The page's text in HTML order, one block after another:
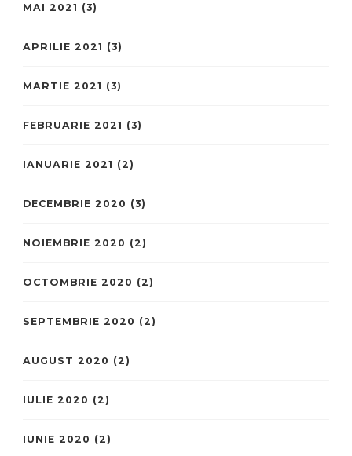
MAI 2021 (3)
APRILIE 2021 (3)
MARTIE 2021 (3)
FEBRUARIE 2021 (3)
IANUARIE 2021 (2)
DECEMBRIE 2020 (3)
NOIEMBRIE 2020 (2)
OCTOMBRIE 2020 (2)
SEPTEMBRIE 2020 (2)
AUGUST 2020 (2)
IULIE 2020 (2)
IUNIE 2020 (2)